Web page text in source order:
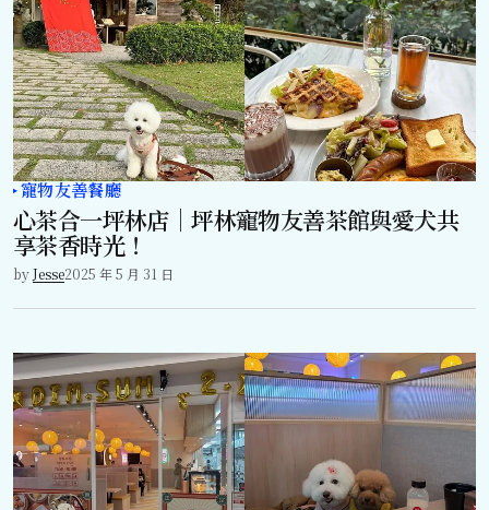
寵物友善餐廳
心茶合一坪林店｜坪林寵物友善茶館與愛犬共
享茶香時光！
byJesse2025 年 5 月 31 日